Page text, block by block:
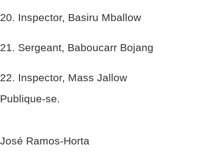
20. Inspector, Basiru Mballow
21. Sergeant, Baboucarr Bojang
22. Inspector, Mass Jallow
Publique-se.
José Ramos-Horta